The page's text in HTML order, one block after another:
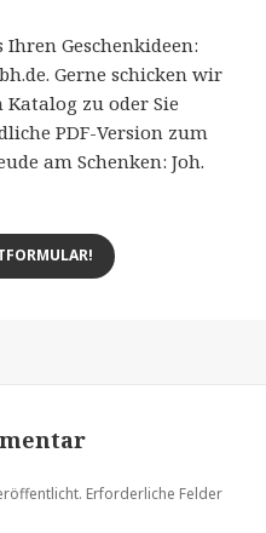
Geschenkideen:
Gerne schicken wir
zu oder Sie
PDF-Version zum
am Schenken: Joh.
Erforderliche Felder